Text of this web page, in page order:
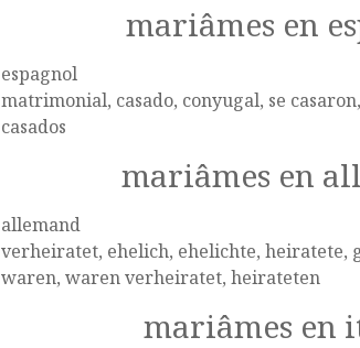
mariâmes en
espagnol
matrimonial, casado, conyugal, se
casados
mariâmes en
allemand
verheiratet, ehelich, ehelichte,
waren, waren verheiratet, heirateten
mariâmes en